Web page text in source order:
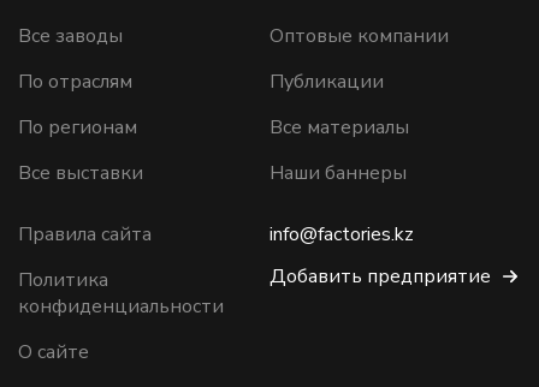
Все заводы
По отраслям
По регионам
Все выставки
Оптовые компании
Публикации
Все материалы
Наши баннеры
Правила сайта
Политика
конфиденциальности
О сайте
info@factories.kz
Добавить предприятие